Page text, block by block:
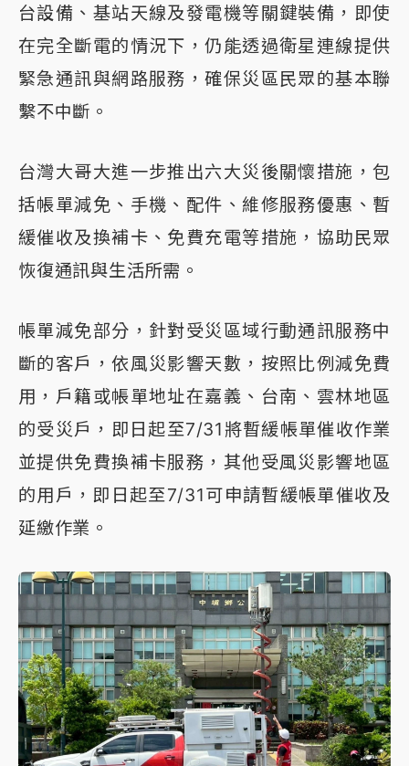
台設備、基站天線及發電機等關鍵裝備，即使
在完全斷電的情況下，仍能透過衛星連線提供
緊急通訊與網路服務，確保災區民眾的基本聯
繫不中斷。
台灣大哥大進一步推出六大災後關懷措施，包
括帳單減免、手機、配件、維修服務優惠、暫
緩催收及換補卡、免費充電等措施，協助民眾
恢復通訊與生活所需。
帳單減免部分，針對受災區域行動通訊服務中
斷的客戶，依風災影響天數，按照比例減免費
用，戶籍或帳單地址在嘉義、台南、雲林地區
的受災戶，即日起至7/31將暫緩帳單催收作業
並提供免費換補卡服務，其他受風災影響地區
的用戶，即日起至7/31可申請暫緩帳單催收及
延繳作業。